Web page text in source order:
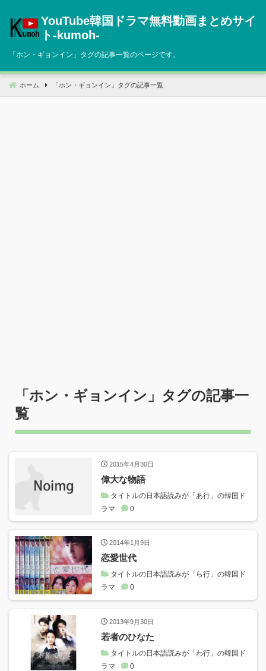
へ
動
YouTube韓国ドラマ無料動画まとめサイ
ト‐kumoh‐
「ホン・ギョンイン 」タグの記事一覧のページです。
ホーム 「 ホン・ギョンイン 」タグの記事一覧
「ホン・ギョンイン 」タグの記事一
覧
2015年4月30日
偉大な物語
タイトルの日本語読みが「あ行」の韓国ド
ラマ
0
2014年1月9日
恋愛世代
タイトルの日本語読みが「ら行」の韓国ド
ラマ
0
2013年9月30日
若者のひなた
タイトルの日本語読みが「わ行」の韓国ド
ラマ
0